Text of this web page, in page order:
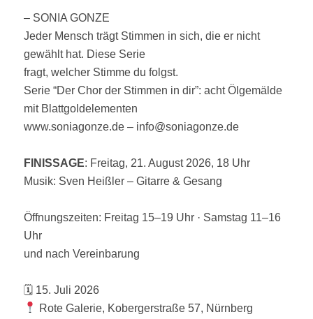
– SONIA GONZE
Jeder Mensch trägt Stimmen in sich, die er nicht
gewählt hat. Diese Serie
fragt, welcher Stimme du folgst.
Serie “Der Chor der Stimmen in dir”: acht Ölgemälde
mit Blattgoldelementen
www.soniagonze.de – info@soniagonze.de
FINISSAGE: Freitag, 21. August 2026, 18 Uhr
Musik: Sven Heißler – Gitarre & Gesang
Öffnungszeiten: Freitag 15–19 Uhr · Samstag 11–16
Uhr
und nach Vereinbarung
🗓 15. Juli 2026
Rote Galerie, Kobergerstraße 57, Nürnberg